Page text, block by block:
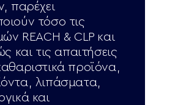
παρέχει
τόσο τις
REACH & CLP και
και τις απαιτήσεις
προϊόνα,
λιπάσματα,
και